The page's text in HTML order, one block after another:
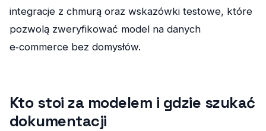
integracje z chmurą oraz wskazówki testowe, które
pozwolą zweryfikować model na danych
e‑commerce bez domysłów.
Kto stoi za modelem i gdzie szukać
dokumentacji